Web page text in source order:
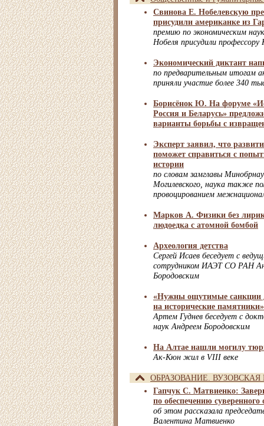
Свинова Е. Нобелевскую
присудили американке из
премию по экономическим
Нобеля присудили профессору
Экономический диктант
по предварительным итогам
приняли участие более 340
Борисёнок Ю. На форуме
Россия и Беларусь»
варианты борьбы с
Эксперт заявил, что
поможет справиться с
истории
по словам замглавы
Могилевского, наука также
провоцированием
Марков А. Физики без
людоедка с атомной бомбой
Археология детства
Сергей Исаев беседует с
сотрудником ИАЭТ СО РАН
Бородовским
«Нужны ощутимые санкции
на исторические памятники»
Артем Гуднев беседует с
наук Андреем Бородовским
На Алтае нашли могилу
Ак-Кюн жил в VIII веке
ОБРАЗОВАНИЕ. ВУЗОВСКАЯ
Гапчук С. Матвиенко:
по обеспечению
об этом рассказала
Валентина Матвиенко